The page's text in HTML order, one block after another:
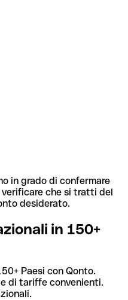
in grado di confermare
che si tratti del
desiderato.
in 150+
Paesi con Qonto.
di tariffe convenienti.